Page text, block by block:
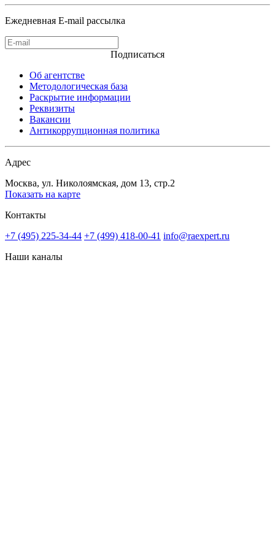
Ежедневная E-mail рассылка
Подписаться
Об агентстве
Методологическая база
Раскрытие информации
Реквизиты
Вакансии
Антикоррупционная политика
Адрес
Москва, ул. Николоямская, дом 13, стр.2
Показать на карте
Контакты
+7 (495) 225-34-44 +7 (499) 418-00-41 info@raexpert.ru
Наши каналы